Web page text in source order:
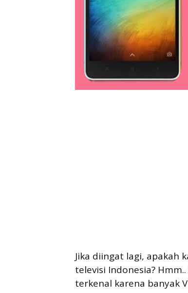
Jika diingat lagi, apakah
televisi Indonesia?
terkenal karena banyak